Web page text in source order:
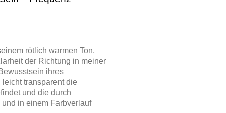
rötlich warmen Ton,
der Richtung in meiner
ihres
transparent die
und die durch
in einem Farbverlauf